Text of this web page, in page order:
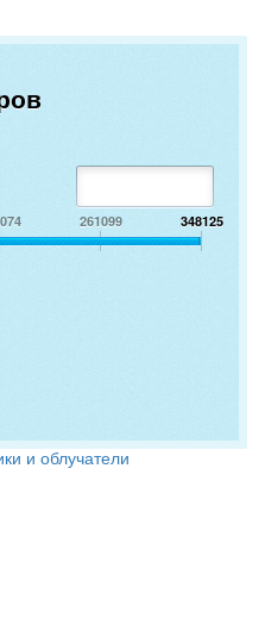
261099 348125
и облучатели